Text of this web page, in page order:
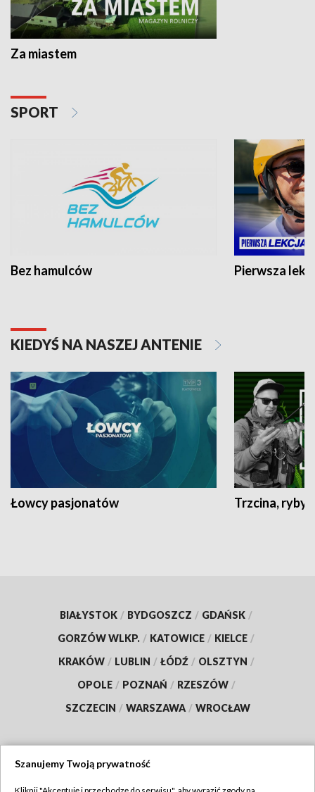
Za miastem
SPORT
Bez hamulców Pierwsza
KIEDYŚ NA NASZEJ ANTENIE
Łowcy pasjonatów Trzcina, ryby
BIAŁYSTOK / BYDGOSZCZ / GDAŃSK /
GORZÓW WLKP. / KATOWICE / KIELCE /
KRAKÓW / LUBLIN / ŁÓDŹ / OLSZTYN /
OPOLE / POZNAŃ / RZESZÓW /
SZCZECIN / WARSZAWA / WROCŁAW
Szanujemy Twoją prywatność